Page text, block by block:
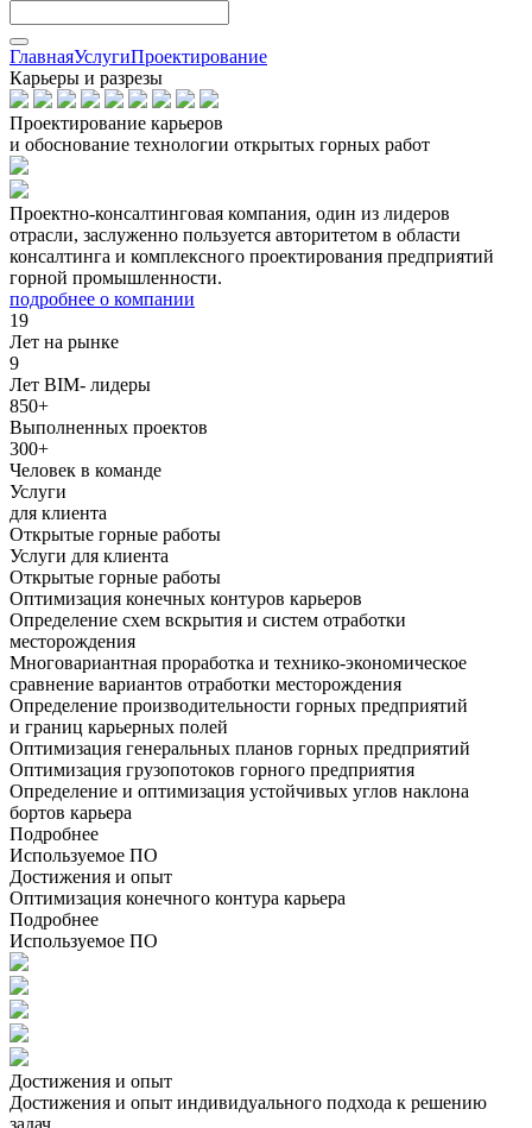
ГлавнаяУслугиПроектирование
Карьеры и разрезы
Проектирование карьеров
и обоснование технологии открытых горных работ
Проектно-консалтинговая компания, один из лидеров
отрасли, заслуженно пользуется авторитетом в области
консалтинга и комплексного проектирования предприятий
горной промышленности.
подробнее о компании
19
Лет на рынке
9
Лет BIM- лидеры
850+
Выполненных проектов
300+
Человек в команде
Услуги
для клиента
Открытые горные работы
Услуги для клиента
Открытые горные работы
Оптимизация конечных контуров карьеров
Определение схем вскрытия и систем отработки
месторождения
Многовариантная проработка и технико-экономическое
сравнение вариантов отработки месторождения
Определение производительности горных предприятий
и границ карьерных полей
Оптимизация генеральных планов горных предприятий
Оптимизация грузопотоков горного предприятия
Определение и оптимизация устойчивых углов наклона
бортов карьера
Подробнее
Используемое ПО
Достижения и опыт
Оптимизация конечного контура карьера
Подробнее
Используемое ПО
Достижения и опыт
Достижения и опыт индивидуального подхода к решению
задач